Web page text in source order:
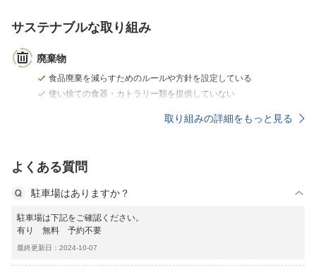
サステナブルな取り組み
廃棄物
食品廃棄を減らすためのルールや方針を設定している
使い捨ての食器・カトラリー類を提供していない
取り組みの詳細をもっと見る
よくある質問
駐車場はありますか？
駐車場は下記をご確認ください。
有り 無料 予約不要
最終更新日：2024-10-07